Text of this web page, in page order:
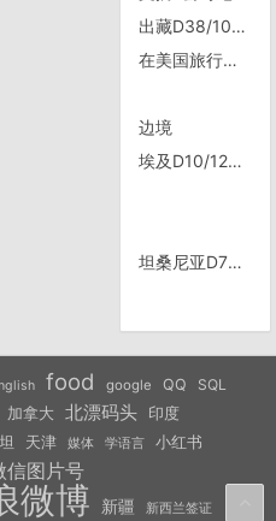
出藏D38/1031，树底——彝族小村
在美国旅行时与美国警察的各种接触
边境
埃及D10/1209，Dahab
坦桑尼亚D73/1009，小村到小村
food google QQ SQL
加拿大 北漂码头 印度
天津 媒体 学语言 小红书
信图片号
微博 新疆 新西兰签证